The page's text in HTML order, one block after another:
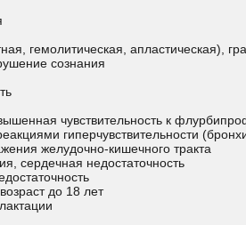
гемолитическая, апластическая),
сознания
чувствительность к
гиперчувствительности
желудочно-кишечного тракта
сердечная недостаточность
до 18 лет